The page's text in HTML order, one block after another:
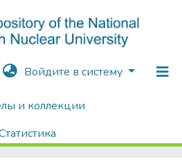
Войдите в систему
и коллекции
Диссертации / Выпускные квалификационные работы
Аппаратные и программные средства реального времени для одно- и двумерных микрофонных решёток